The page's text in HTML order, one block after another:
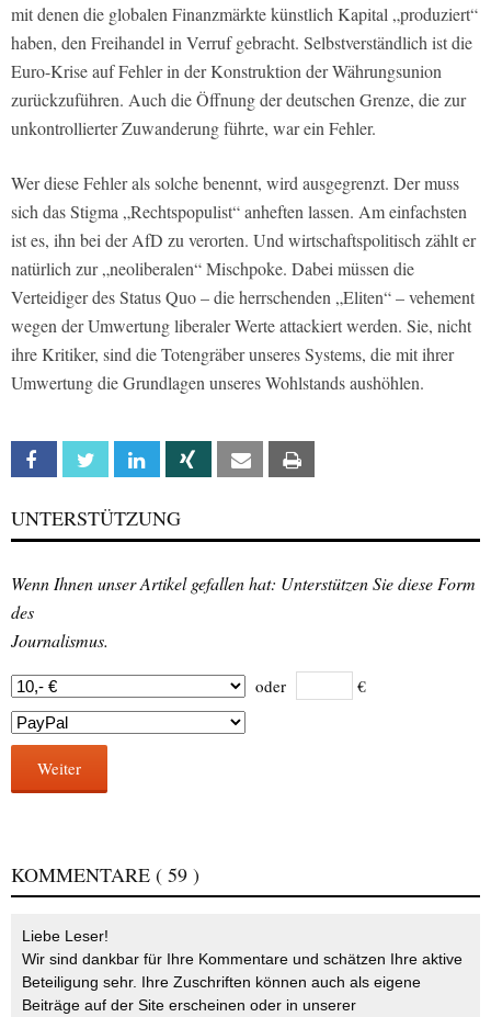
mit denen die globalen Finanzmärkte künstlich Kapital „produziert“
haben, den Freihandel in Verruf gebracht. Selbstverständlich ist die
Euro-Krise auf Fehler in der Konstruktion der Währungsunion
zurückzuführen. Auch die Öffnung der deutschen Grenze, die zur
unkontrollierter Zuwanderung führte, war ein Fehler.
Wer diese Fehler als solche benennt, wird ausgegrenzt. Der muss
sich das Stigma „Rechtspopulist“ anheften lassen. Am einfachsten
ist es, ihn bei der AfD zu verorten. Und wirtschaftspolitisch zählt er
natürlich zur „neoliberalen“ Mischpoke. Dabei müssen die
Verteidiger des Status Quo – die herrschenden „Eliten“ – vehement
wegen der Umwertung liberaler Werte attackiert werden. Sie, nicht
ihre Kritiker, sind die Totengräber unseres Systems, die mit ihrer
Umwertung die Grundlagen unseres Wohlstands aushöhlen.
Facebook Twitter Linkedin Xing Email
UNTERSTÜTZUNG
Wenn Ihnen unser Artikel gefallen hat: Unterstützen Sie diese Form
des
Journalismus.
oder €
Weiter
KOMMENTARE ( 59 )
Liebe Leser!
Wir sind dankbar für Ihre Kommentare und schätzen Ihre aktive
Beteiligung sehr. Ihre Zuschriften können auch als eigene
Beiträge auf der Site erscheinen oder in unserer